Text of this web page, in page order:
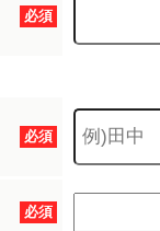
必須
必須
必須